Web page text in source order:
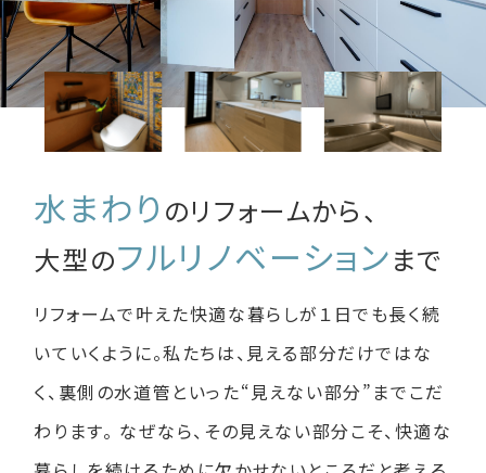
水まわり のリフォームから、
大型のフルリノベーションまで
リフォームで叶えた快適な暮らしが１日でも長く続
いていくように。私たちは、見える部分だけではな
く、裏側の水道管といった“見えない部分”までこだ
わります。 なぜなら、その見えない部分こそ、快適な